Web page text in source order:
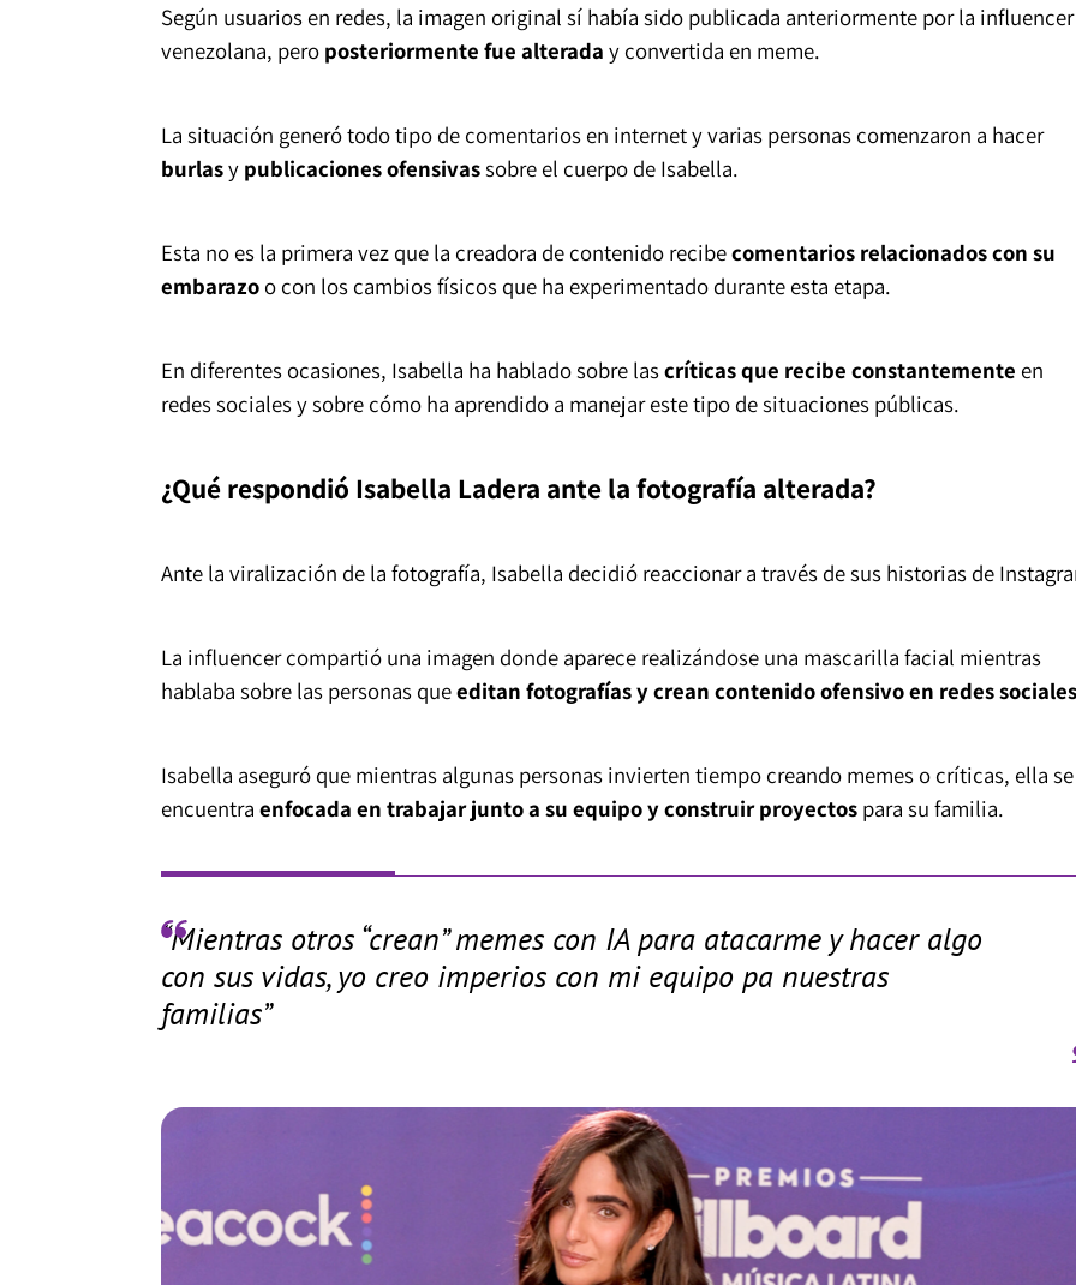
Según usuarios en redes, la imagen original sí había sido publicada anteriormente por la influencer
venezolana, pero posteriormente fue alterada y convertida en meme.
La situación generó todo tipo de comentarios en internet y varias personas comenzaron a hacer
burlasy publicaciones ofensivassobre el cuerpo de Isabella.
Esta no es la primera vez que la creadora de contenido recibecomentarios relacionados con su
embarazoo con los cambios físicos que ha experimentado durante esta etapa.
En diferentes ocasiones, Isabella ha hablado sobre lascríticas que recibe constantemente en
redes sociales y sobre cómo ha aprendido a manejar este tipo de situaciones públicas.
¿Qué respondió Isabella Ladera ante la fotografía alterada?
Ante la viralización de la fotografía, Isabella decidió reaccionar a través de sus historias de
La influencer compartió una imagen donde aparece realizándose una mascarilla facial mientras
hablaba sobre las personas queeditan fotografías y crean contenido ofensivo en redes
Isabella aseguró que mientras algunas personas invierten tiempo creando memes o críticas, ella se
encuentra enfocada en trabajar junto a su equipo y construir proyectospara su familia.
“Mientras otros “crean” memes con IA para atacarme y hacer algo
con sus vidas, yo creo imperios con mi equipo pa nuestras
familias”